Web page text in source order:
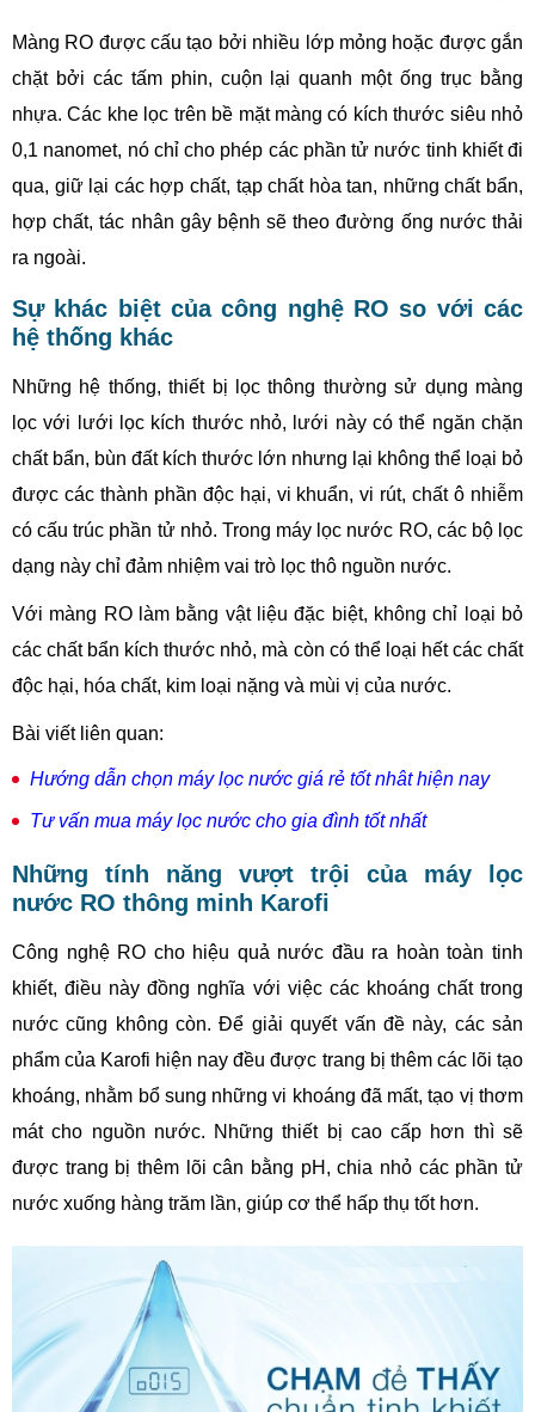
Màng RO được cấu tạo bởi nhiều lớp mỏng hoặc được gắn
chặt bởi các tấm phin, cuộn lại quanh một ống trục bằng
nhựa. Các khe lọc trên bề mặt màng có kích thước siêu nhỏ
0,1 nanomet, nó chỉ cho phép các phần tử nước tinh khiết đi
qua, giữ lại các hợp chất, tạp chất hòa tan, những chất bẩn,
hợp chất, tác nhân gây bệnh sẽ theo đường ống nước thải
ra ngoài.
Sự khác biệt của công nghệ RO so với các
hệ thống khác
Những hệ thống, thiết bị lọc thông thường sử dụng màng
lọc với lưới lọc kích thước nhỏ, lưới này có thể ngăn chặn
chất bẩn, bùn đất kích thước lớn nhưng lại không thể loại bỏ
được các thành phần độc hại, vi khuẩn, vi rút, chất ô nhiễm
có cấu trúc phần tử nhỏ. Trong máy lọc nước RO, các bộ lọc
dạng này chỉ đảm nhiệm vai trò lọc thô nguồn nước.
Với màng RO làm bằng vật liệu đặc biệt, không chỉ loại bỏ
các chất bẩn kích thước nhỏ, mà còn có thể loại hết các chất
độc hại, hóa chất, kim loại nặng và mùi vị của nước.
Bài viết liên quan:
Hướng dẫn chọn máy lọc nước giá rẻ tốt nhât hiện nay
Tư vấn mua máy lọc nước cho gia đình tốt nhất
Những tính năng vượt trội của máy lọc
nước RO thông minh Karofi
Công nghệ RO cho hiệu quả nước đầu ra hoàn toàn tinh
khiết, điều này đồng nghĩa với việc các khoáng chất trong
nước cũng không còn. Để giải quyết vấn đề này, các sản
phẩm của Karofi hiện nay đều được trang bị thêm các lõi tạo
khoáng, nhằm bổ sung những vi khoáng đã mất, tạo vị thơm
mát cho nguồn nước. Những thiết bị cao cấp hơn thì sẽ
được trang bị thêm lõi cân bằng pH, chia nhỏ các phần tử
nước xuống hàng trăm lần, giúp cơ thể hấp thụ tốt hơn.